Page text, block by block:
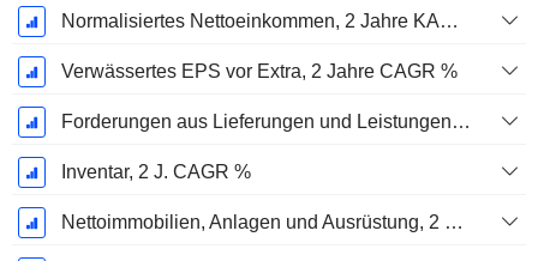
Normalisiertes Nettoeinkommen, 2 Jahre KAGR %
Verwässertes EPS vor Extra, 2 Jahre CAGR %
Forderungen aus Lieferungen und Leistungen, 2 J. CAGR %
Inventar, 2 J. CAGR %
Nettoimmobilien, Anlagen und Ausrüstung, 2 Jahre. CAGR %